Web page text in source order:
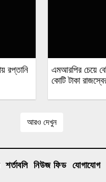
রপ্তানি
এমআরপির চেয়ে
কোটি টাকা
আরও দেখুন
শর্তাবলি নিউজ ফিড যোগাযোগ